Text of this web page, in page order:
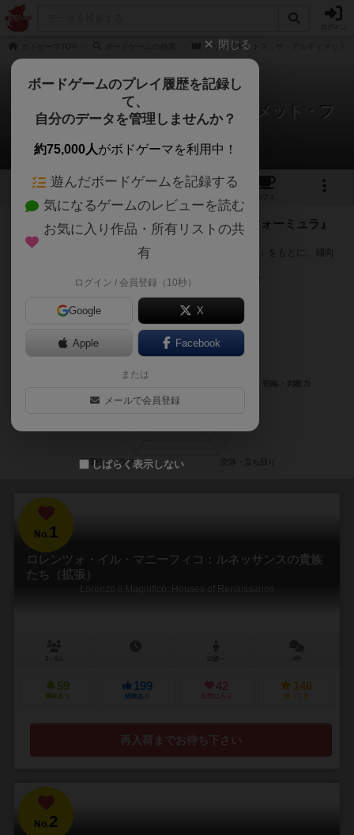
トリスメギストス：ザ・アルティメット
トリスメギストス：ザ・アルティメット・フ
ォーミュラ
次のおすすめボードゲーム
1 1
カフェ
『トリスメギストス：ザ・アルティメット・フォーミュラ』
が好きな方へのおすすめ
このゲームのトップページで投票された「プレイ感の評価」をもとに、傾向
※リストには一定の投票数がある作品のみを表示しています
No.1
ロレンツォ・イル・マニーフィコ：ルネッサンスの貴族
たち（拡張）
Lorenzo il Magnifico: Houses of Renaissance
59
興味あり
199
経験あり
42
お気に入り
146
持ってる
再入荷までお待ち下さい
No.2
閉じる
ボードゲームのプレイ履歴を記録し
て、
自分のデータを管理しませんか？
約75,000人がボドゲーマを利用中！
遊んだボードゲームを記録する
気になるゲームのレビューを読む
お気に入り作品・所有リストの共
有
ログイン / 会員登録（10秒）
Google X
Apple Facebook
または
メールで会員登録
しばらく表示しない